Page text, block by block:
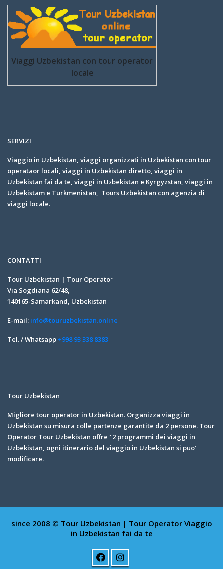
Viaggi Uzbekistan con tour operator
locale
SERVIZI
Viaggio in Uzbekistan, viaggi organizzati in Uzbekistan con tour
operataor locali, viaggi in Uzbekistan diretto, viaggi in
Uzbekistan fai da te, viaggi in Uzbekistan e Kyrgyzstan, viaggi in
Uzbekistam e Turkmenistan, Tours Uzbekistan con agenzia di
viaggi locale.
CONTATTI
Tour Uzbekistan | Tour Operator
Via Sogdiana 62/48,
140165-Samarkand, Uzbekistan
E-mail: info@touruzbekistan.online
Tel. / Whatsapp +998 93 338 8383
Tour Uzbekistan
Migliore tour operator in Uzbekistan. Organizza viaggi in
Uzbekistan su misura colle partenze garantite da 2 persone. Tour
Operator Tour Uzbekistan offre 12 programmi dei viaggi in
Uzbekistan, ogni itinerario del viaggio in Uzbekistan si puo’
modificare.
since 2008 © Tour Uzbekistan | Tour Operator Viaggio
in Uzbekistan fai da te